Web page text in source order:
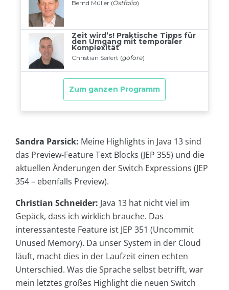
Sandra Parsick: Meine Highlights in Java 13 sind
das Preview-Feature Text Blocks (JEP 355) und die
aktuellen Änderungen der Switch Expressions (JEP
354 – ebenfalls Preview).
Christian Schneider: Java 13 hat nicht viel im
Gepäck, dass ich wirklich brauche. Das
interessanteste Feature ist JEP 351 (Uncommit
Unused Memory). Da unser System in der Cloud
läuft, macht dies in der Laufzeit einen echten
Unterschied. Was die Sprache selbst betrifft, war
mein letztes großes Highlight die neuen Switch